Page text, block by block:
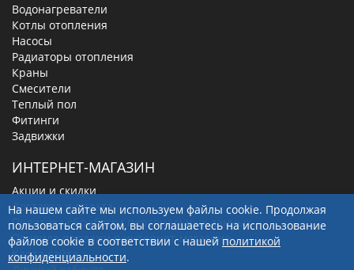
Водонагреватели
Котлы отопления
Насосы
Радиаторы отопления
Краны
Смесители
Теплый пол
Фитинги
Задвижки
ИНТЕРНЕТ-МАГАЗИН
Акции и скидки
Доставка и оплата
Политика обработки персональных данных
Правила продажи в интернет-магазине
Карта сайта
На нашем сайте мы используем файлы cookie. Продолжая
пользоваться сайтом, вы соглашаетесь на использование
файлов cookie в соответствии с нашей политикой
конфиденциальности.